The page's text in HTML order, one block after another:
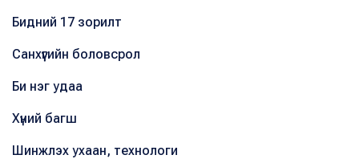
Бидний 17 зорилт
Санхүүгийн боловсрол
Би нэг удаа
Хүний багш
Шинжлэх ухаан, технологи